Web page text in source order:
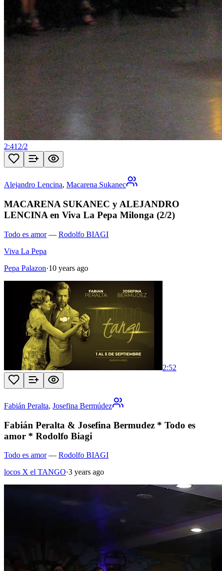
2:412/2
Alejandro Lencina, Macarena Sukanec
MACARENA SUKANEC y ALEJANDRO
LENCINA en Viva La Pepa Milonga (2/2)
Todo es amor— Rodolfo BIAGI
Viva La Pepa
Pepa Palazon·10 years ago
2:52
Fabián Peralta, Josefina Bermúdez
Fabián Peralta & Josefina Bermudez * Todo es
amor * Rodolfo Biagi
Todo es amor— Rodolfo BIAGI
locos X el TANGO·3 years ago